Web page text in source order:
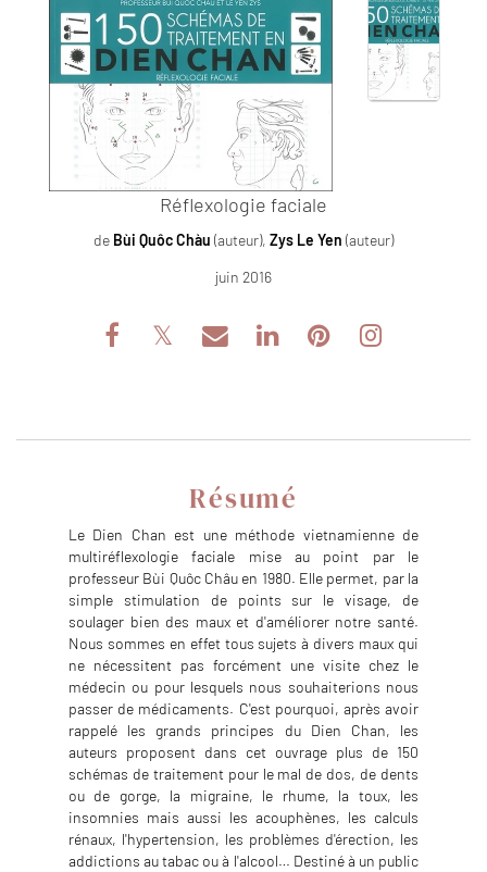
Réflexologie faciale
de Bùi Quôc Chàu (auteur), Zys Le Yen (auteur)
juin 2016
Résumé
Le Dien Chan est une méthode vietnamienne de
multiréflexologie faciale mise au point par le
professeur Bùi Quôc Châu en 1980. Elle permet, par la
simple stimulation de points sur le visage, de
soulager bien des maux et d'améliorer notre santé.
Nous sommes en effet tous sujets à divers maux qui
ne nécessitent pas forcément une visite chez le
médecin ou pour lesquels nous souhaiterions nous
passer de médicaments. C'est pourquoi, après avoir
rappelé les grands principes du Dien Chan, les
auteurs proposent dans cet ouvrage plus de 150
schémas de traitement pour le mal de dos, de dents
ou de gorge, la migraine, le rhume, la toux, les
insomnies mais aussi les acouphènes, les calculs
rénaux, l'hypertension, les problèmes d'érection, les
addictions au tabac ou à l'alcool… Destiné à un public